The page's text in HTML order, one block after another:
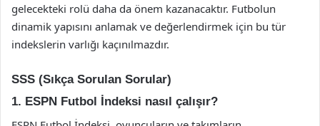
gelecekteki rolü daha da önem kazanacaktır. Futbolun
dinamik yapısını anlamak ve değerlendirmek için bu tür
indekslerin varlığı kaçınılmazdır.
SSS (Sıkça Sorulan Sorular)
1. ESPN Futbol İndeksi nasıl çalışır?